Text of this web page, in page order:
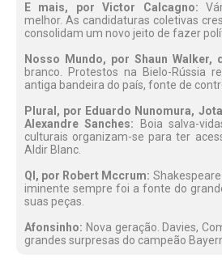
E mais, por Victor Calcagno:
melhor. As candidaturas coletivas
consolidam um novo jeito de fazer
Nosso Mundo, por Shaun Walker,
branco. Protestos na Bielo-Rússia
antiga bandeira do país, fonte de
Plural, por Eduardo Nunomura,
Alexandre Sanches: Boia salva-
culturais organizam-se para ter
Aldir Blanc.
QI, por Robert Mccrum:
iminente sempre foi a fonte do
suas peças.
Afonsinho: Nova geração. Davies,
grandes surpresas do campeão